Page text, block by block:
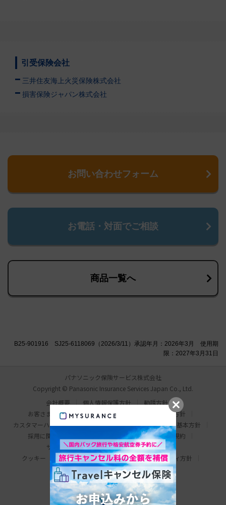
引受保険会社
三井住友海上火災保険株式会社
損害保険ジャパン株式会社
お問い合わせフォーム
お電話・対面でご相談
商品一覧へ
B25-901916 SJ25-6118069（2026/3/11）承認年月：2026年3月 使用期
限：2027年3月31日
パナソニック保険サービス株式会社
Copyright © Panasonic Insurance Services Japan Co., Ltd.
会社概要
個人情報保護方針
勧誘方針
お客さま本位の業務運営方針
比較説明・推奨販売方針
カスタマーハラスメント対応基本方針
情報セキュリティ基本方針
採用に関するお問い合わせ
わたしの保険手帳利用規約
サイトマップ
サイトのご利用にあたって
クッキー（Cookie）について
ウェブアクセシビリティ方針
パナソニック ホールディングス
Area/Country